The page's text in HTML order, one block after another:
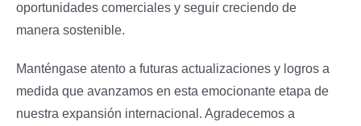
oportunidades comerciales y seguir creciendo de
manera sostenible.
Manténgase atento a futuras actualizaciones y logros a
medida que avanzamos en esta emocionante etapa de
nuestra expansión internacional. Agradecemos a